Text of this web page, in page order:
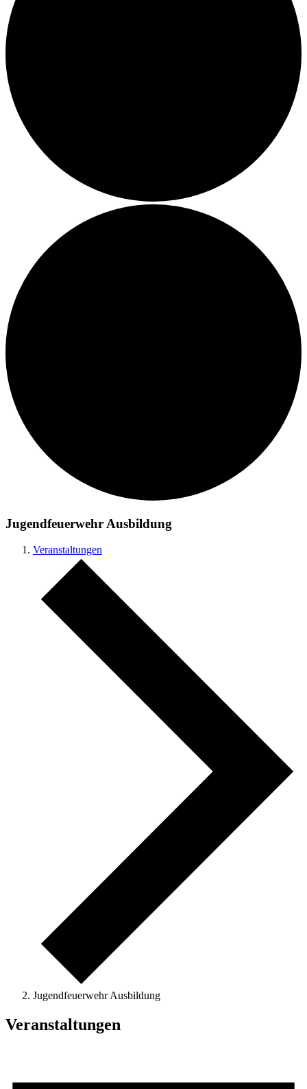
Jugendfeuerwehr Ausbildung
Veranstaltungen
Jugendfeuerwehr Ausbildung
Veranstaltungen